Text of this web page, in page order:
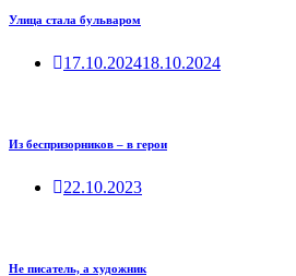
Улица стала бульваром
17.10.202418.10.2024
Из беспризорников – в герои
22.10.2023
Не писатель, а художник